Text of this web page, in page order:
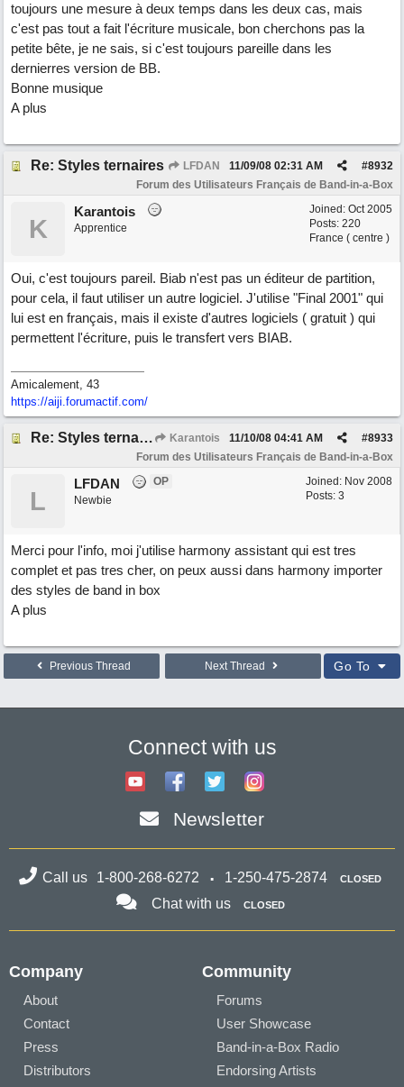
toujours une mesure à deux temps dans les deux cas, mais
c'est pas tout a fait l'écriture musicale, bon cherchons pas la
petite bête, je ne sais, si c'est toujours pareille dans les
dernierres version de BB.
Bonne musique
A plus
Re: Styles ternaires LFDAN #8932
11/09/08 02:31 AM
Forum des Utilisateurs Français de Band-in-a-Box
Joined: Oct 2005
Posts: 220
France ( centre )
K
Karantois
Apprentice
Oui, c'est toujours pareil. Biab n'est pas un éditeur de partition,
pour cela, il faut utiliser un autre logiciel. J'utilise "Final 2001" qui
lui est en français, mais il existe d'autres logiciels ( gratuit ) qui
permettent l'écriture, puis le transfert vers BIAB.
Amicalement, 43
https://aiji.forumactif.com/
Re: Styles ternaires Karantois #8933
11/10/08 04:41 AM
Forum des Utilisateurs Français de Band-in-a-Box
Joined: Nov 2008
Posts: 3
L
LFDAN
OP
Newbie
Merci pour l'info, moi j'utilise harmony assistant qui est tres
complet et pas tres cher, on peux aussi dans harmony importer
des styles de band in box
A plus
Previous Thread Next Thread Go To
Connect with us
Newsletter
Call us 1-800-268-6272 1-250-475-2874 CLOSED
Chat with us CLOSED
Company
About
Contact
Press
Distributors
Community
Forums
User Showcase
Band-in-a-Box Radio
Endorsing Artists